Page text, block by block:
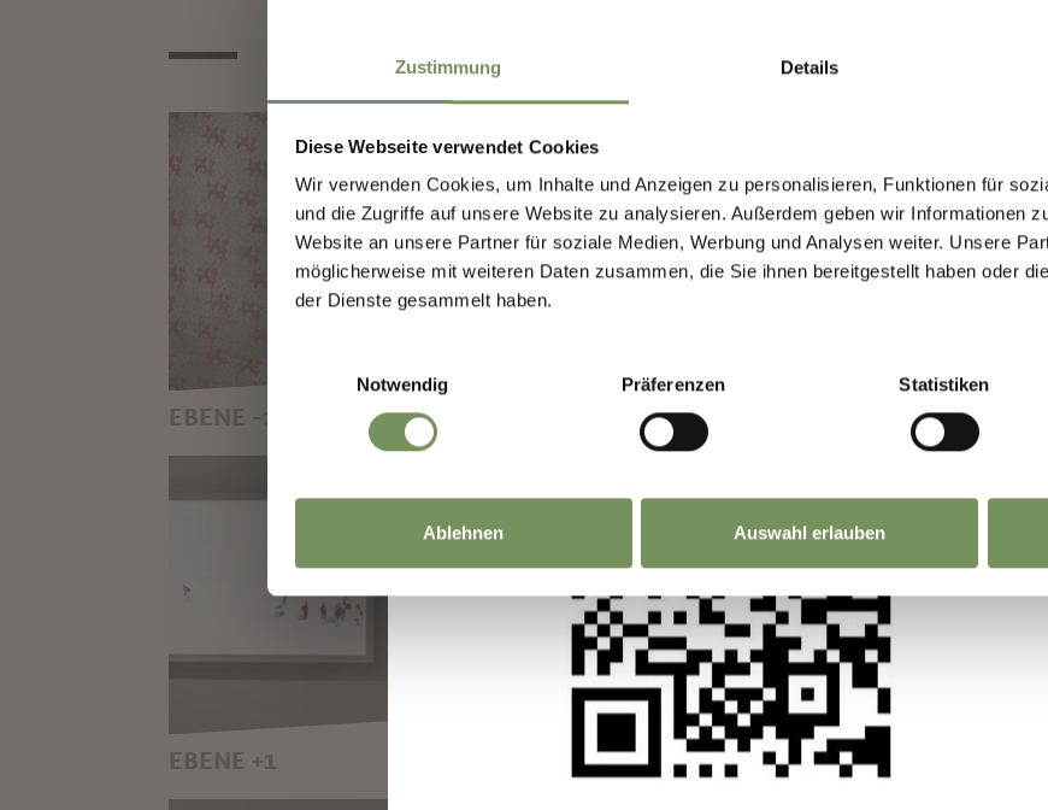
Zustimmung Details
Diese Webseite verwendet Cookies
Wir verwenden Cookies, um Inhalte und Anzeigen zu personalisieren, Funktionen für
und die Zugriffe auf unsere Website zu analysieren. Außerdem geben wir Informationen
Website an unsere Partner für soziale Medien, Werbung und Analysen weiter. Unsere
möglicherweise mit weiteren Daten zusammen, die Sie ihnen bereitgestellt haben oder
der Dienste gesammelt haben.
Notwendig
Präferenzen Statistiken
Ablehnen Auswahl erlauben
EDELWEISS GEROLLT, RUDOLF S
EBENE -2
RAPID EYE MOVEMENT,
EBENE -1
AM GLETSCHER: EIN LICHT-
EBENE +1
EBENE +2
GESTALTEN —
GEMEINSAM.
MERANS ZUKUNFT GESTALTEN —
GEMEINSAM.